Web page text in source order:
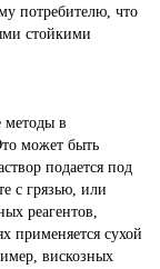
потребителю, что
стойкими
методы в
может быть
подается под
с грязью, или
реагентов,
применяется сухой
вискозных